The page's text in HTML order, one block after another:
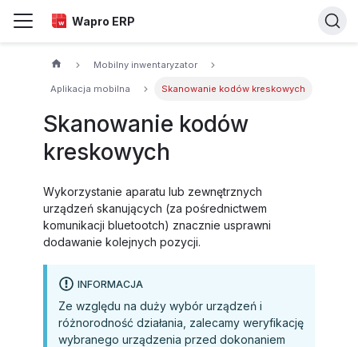
Wapro ERP
Mobilny inwentaryzator
Aplikacja mobilna Skanowanie kodów kreskowych
Skanowanie kodów
kreskowych
Wykorzystanie aparatu lub zewnętrznych
urządzeń skanujących (za pośrednictwem
komunikacji bluetootch) znacznie usprawni
dodawanie kolejnych pozycji.
INFORMACJA
Ze względu na duży wybór urządzeń i
różnorodność działania, zalecamy weryfikację
wybranego urządzenia przed dokonaniem